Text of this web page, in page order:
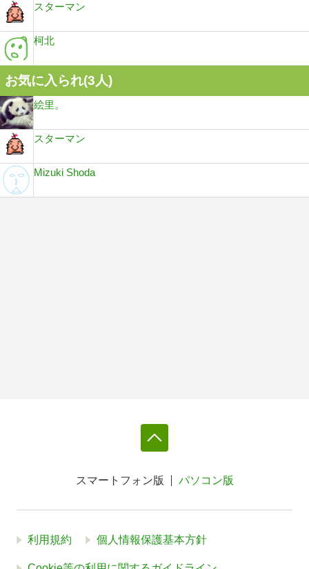
スターマン
柯北
お気に入られ(3人)
絵里。
スターマン
Mizuki Shoda
スマートフォン版 パソコン版
利用規約 個人情報保護基本方針